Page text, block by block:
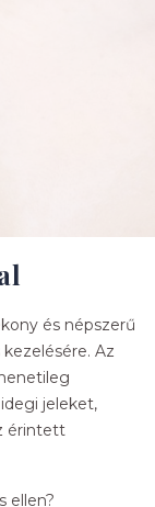
és népszerű
Az
jeleket,
érintett
ellen?